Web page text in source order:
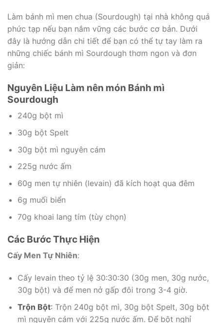
Làm bánh mì men chua (Sourdough) tại nhà không quá
phức tạp nếu bạn nắm vững các bước cơ bản. Dưới
đây là hướng dẫn chi tiết để bạn có thể tự tay làm ra
những chiếc bánh mì Sourdough thơm ngon và đơn
giản:
Nguyên Liệu Làm nên món Bánh mì
Sourdough
240g bột mì
30g bột Spelt
30g bột mì nguyên cám
225g nước ấm
60g men tự nhiên (levain) đã kích hoạt qua đêm
6g muối biển
70g khoai lang tím (tùy chọn)
Các Bước Thực Hiện
Cấy Men Tự Nhiên:
Cấy levain theo tỷ lệ 30:30:30 (30g men, 30g nước,
30g bột) và để men nở gấp đôi trong 3-4 giờ.
Trộn Bột: Trộn 240g bột mì, 30g bột Spelt, 30g bột
mì nguyên cám với 225g nước ấm. Để bột nghỉ